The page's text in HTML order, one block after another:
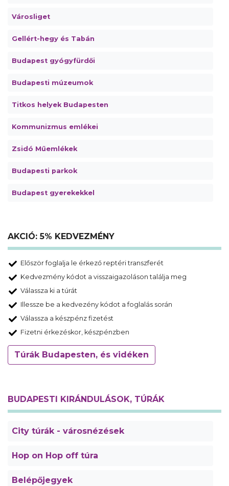
Városliget
Gellért-hegy és Tabán
Budapest gyógyfürdői
Budapesti múzeumok
Titkos helyek Budapesten
Kommunizmus emlékei
Zsidó Műemlékek
Budapesti parkok
Budapest gyerekekkel
AKCIÓ: 5% KEDVEZMÉNY
Először foglalja le érkező reptéri transzferét
Kedvezmény kódot a visszaigazoláson találja meg
Válassza ki a túrát
Illessze be a kedvezény kódot a foglalás során
Válassza a készpénz fizetést
Fizetni érkezéskor, készpénzben
Túrák Budapesten, és vidéken
BUDAPESTI KIRÁNDULÁSOK, TÚRÁK
City túrák - városnézések
Hop on Hop off túra
Belépőjegyek